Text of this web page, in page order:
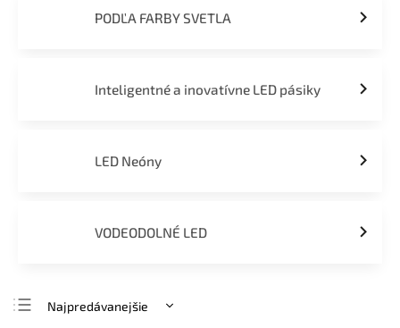
PODĽA FARBY SVETLA
Inteligentné a inovatívne LED pásiky
LED Neóny
VODEODOLNÉ LED
Najpredávanejšie